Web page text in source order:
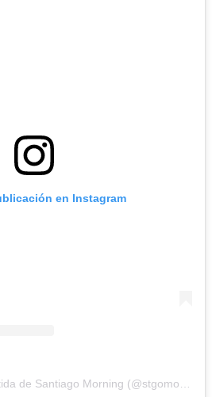
en Instagram